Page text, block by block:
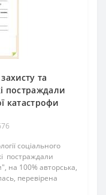
та
постраждали
катастрофи
соціального
постраждали
на 100% авторська,
перевірена